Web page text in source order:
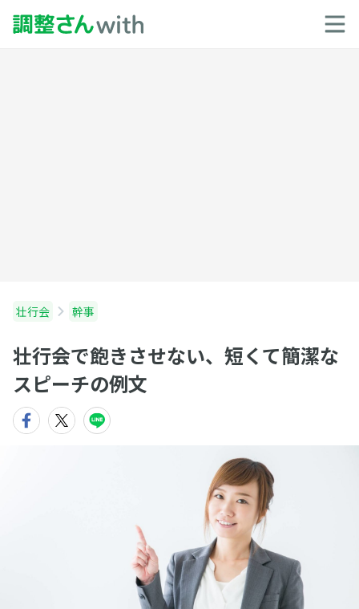
壮行会 幹事
壮行会で飽きさせない、短くて簡潔な
スピーチの例文